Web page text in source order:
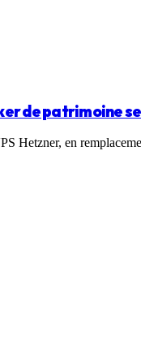
de patrimoine
Hetzner, en